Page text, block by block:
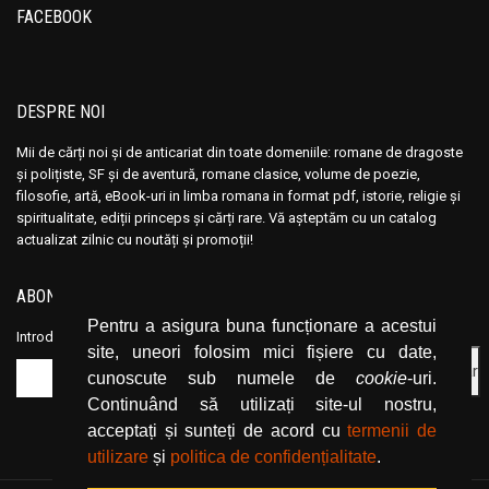
Pentru a asigura buna funcționare a acestui
site, uneori folosim mici fișiere cu date,
cunoscute sub numele de cookie-uri.
Continuând să utilizați site-ul nostru,
acceptați și sunteți de acord cutermenii de
utilizare și politica de confidențialitate.
Ana Maria Marin
Anatoli Ribakov
Anca Dan
Andocide
Andre Bejin
Andre Felibien
Andre Leroi-Gourhan
Andre Malraux
Andre Miquel
Ana Maria Marin
Anatoli Ribakov
Anca Dan
Andocide
Andre Bejin
Andre Felibien
Andre Leroi-Gourhan
Andre Malraux
Andre Miquel
FACEBOOK
DESPRE NOI
Mii de cărți noi și de anticariat din toate domeniile: romane de dragoste
și polițiste, SF și de aventură, romane clasice, volume de poezie,
filosofie, artă, eBook-uri in limba romana in format pdf, istorie, religie și
spiritualitate, ediții princeps și cărți rare. Vă așteptăm cu un catalog
actualizat zilnic cu noutăți și promoții!
ABONEAZĂ-TE LA NEWSLETTER
Introduceți adresa dvs. de email și dați click pe butonul de abonare.